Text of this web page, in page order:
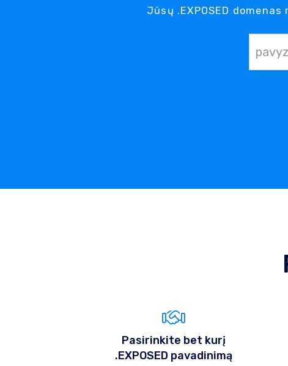
Jūsų .EXPOSED
Pasirinkite bet kurį
.EXPOSED pavadinimą